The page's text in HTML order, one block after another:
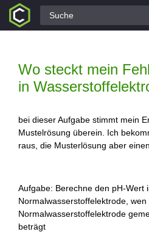
Alle Fragen
Wo steckt mein
in
bei dieser Aufgabe stimmt mein
Mustelrösung überein. Ich
raus, die Musterlösung aber
Aufgabe: Berechne den pH-Wert
Normalwasserstoffelektrode,
Normalwasserstoffelektrode
beträgt